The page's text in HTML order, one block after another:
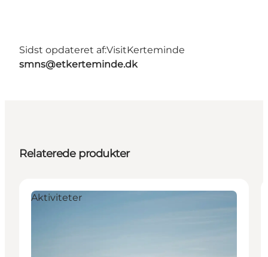
Sidst opdateret af:VisitKerteminde
smns@etkerteminde.dk
Relaterede produkter
Aktiviteter